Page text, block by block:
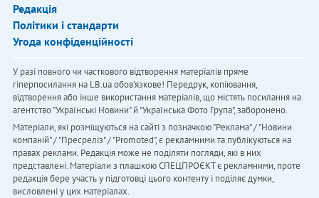
Редакція
Політики і стандарти
Угода конфіденційності
У разі повного чи часткового відтворення матеріалів пряме
гіперпосилання на LB.ua обов'язкове! Передрук, копіювання,
відтворення або інше використання матеріалів, що містять посилання на
агентство "Українськi Новини" й "Українська Фото Група", заборонено.
Матеріали, які розміщуються на сайті з позначкою "Реклама" / "Новини
компаній" / "Пресреліз" / "Promoted", є рекламними та публікуються на
правах реклами. Редакція може не поділяти погляди, які в них
представлені. Матеріали з плашкою СПЕЦПРОЄКТ є рекламними, проте
редакція бере участь у підготовці цього контенту і поділяє думки,
висловлені у цих матеріалах.